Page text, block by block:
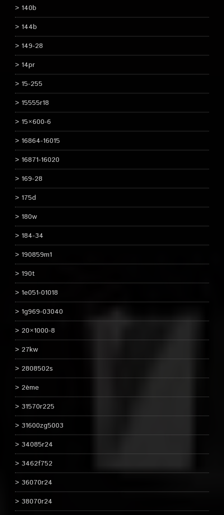
140b
144b
149-28
14pr
15-255
15555r18
15×600-6
16864-16015
16871-16020
169-28
175d
180w
184-34
190859m1
190t
1e051-01018
1g969-03040
20×1000-8
27kw
2808502s
2ème
31570r225
31600zg5003
34085r24
3462f752
36070r24
38070r24